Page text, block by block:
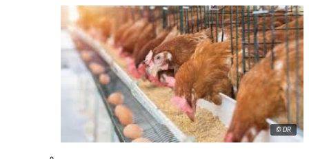
© DR